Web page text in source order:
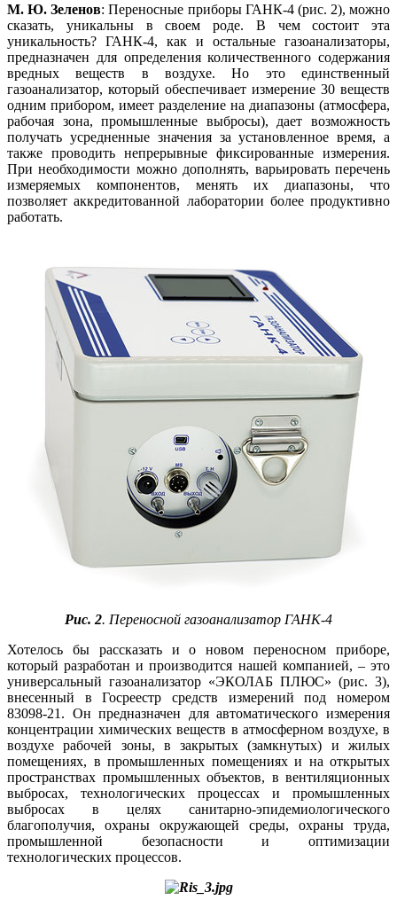
М. Ю. Зеленов: Переносные приборы ГАНК‑4 (рис. 2), можно
сказать, уникальны в своем ро­де. В чем состоит эта
уникальность? ГАНК‑4, как и остальные газоанализаторы,
предназначен для определения количественного содержания
вредных веществ в воздухе. Но это единственный
газоанализатор, который обеспечивает измерение 30 веществ
одним прибором, имеет разделение на диапазоны (атмосфера,
рабочая зо­на, промышленные выбросы), дает возможность
получать усредненные значения за установленное время, а
также проводить непрерывные фиксированные измерения.
При необходимости можно дополнять, варьировать перечень
измеряемых компонентов, менять их диапазоны, что
позволяет аккредитованной лаборатории более продуктивно
работать.
Рис. 2. Переносной газоанализатор ГАНК‑4
Хотелось бы рассказать и о новом переносном приборе,
который разработан и производится нашей компанией, – это
универсальный газоанализатор «ЭКОЛАБ ПЛЮС» (рис. 3),
внесенный в Госреестр средств измерений под номером
83098‑21. Он предназначен для автоматического измерения
концентрации химических веществ в атмосферном воздухе, в
воздухе рабочей зо­ны, в закрытых (замкнутых) и жилых
помещениях, в промышленных помещениях и на открытых
пространствах промышленных объектов, в вентиляционных
выбросах, технологических процессах и промышленных
выбросах в целях санитарно-эпидемиологического
благополучия, охраны окружающей среды, охраны труда,
промышленной безопасности и оптимизации
технологических процессов.